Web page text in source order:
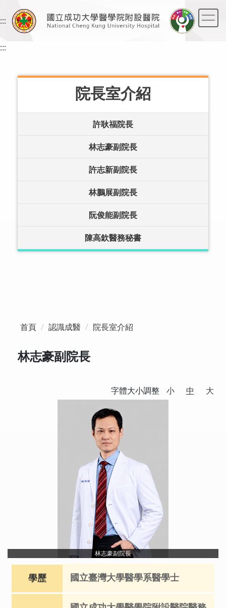
到
要
:::
:::
院長室介紹
許耿福院長
林志豪副院長
許志新副院長
林鵬展副院長
阮俊能副院長
陳高欽醫務秘書
首頁 認識成醫 院長室介紹
林志豪副院長
字體大小調整 小 中 大
林志豪副院長
學歷 國立臺灣大學醫學系醫學士